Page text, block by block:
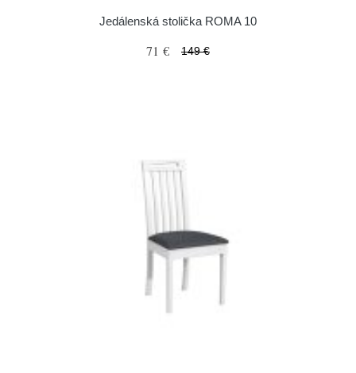
Jedálenská stolička ROMA 10
71 € 149 €